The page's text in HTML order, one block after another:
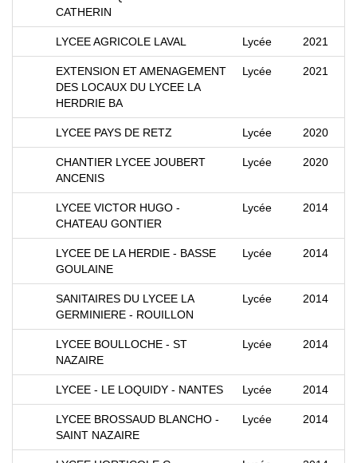
CATHERIN
LYCEE AGRICOLE LAVAL Lycée 2021
EXTENSION ET AMENAGEMENT
DES LOCAUX DU LYCEE LA
HERDRIE BA
Lycée 2021
LYCEE PAYS DE RETZ Lycée 2020
CHANTIER LYCEE JOUBERT
ANCENIS
Lycée 2020
LYCEE VICTOR HUGO -
CHATEAU GONTIER
Lycée 2014
LYCEE DE LA HERDIE - BASSE
GOULAINE
Lycée 2014
SANITAIRES DU LYCEE LA
GERMINIERE - ROUILLON
Lycée 2014
LYCEE BOULLOCHE - ST
NAZAIRE
Lycée 2014
LYCEE - LE LOQUIDY - NANTES Lycée 2014
LYCEE BROSSAUD BLANCHO -
SAINT NAZAIRE
Lycée 2014